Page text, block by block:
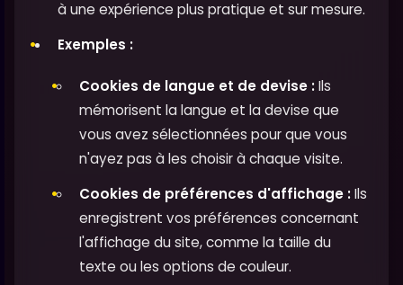
à une expérience plus pratique et sur mesure.
Exemples :
Cookies de langue et de devise :Ils
mémorisent la langue et la devise que
vous avez sélectionnées pour que vous
n'ayez pas à les choisir à chaque visite.
Cookies de préférences d'affichage :Ils
enregistrent vos préférences concernant
l'affichage du site, comme la taille du
texte ou les options de couleur.